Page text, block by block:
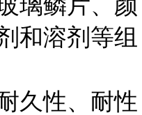
璃鳞片、颜
和溶剂等组
久性、耐性